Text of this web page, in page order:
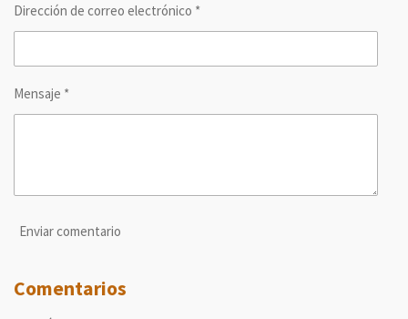
Dirección de correo electrónico *
Mensaje *
Enviar comentario
Comentarios